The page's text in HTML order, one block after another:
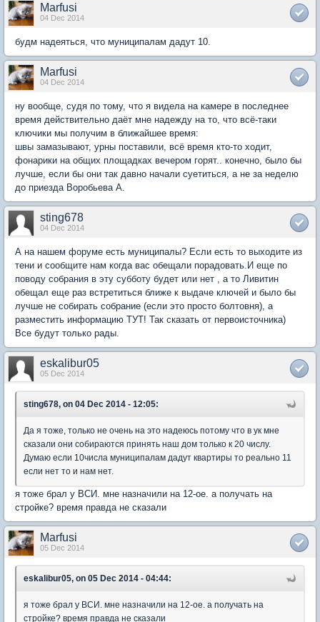
Marfusi
04 Dec 2014
будм надеяться, что муниципалам дадут 10.
Marfusi
04 Dec 2014
ну вообще, судя по тому, что я видела на камере в последнее
время действительно даёт мне надежду на то, что всё-таки
ключики мы получим в ближайшее время:
швы замазывают, урны поставили, всё время кто-то ходит,
фонарики на общих площадках вечером горят.. конечно, было бы
лучше, если бы они так давно начали суетиться, а не за неделю
до приезда Воробьева А.
sting678
04 Dec 2014
А на нашем форуме есть муниципалы? Если есть то выходите из
тени и сообщите нам когда вас обещали порадовать.И еще по
поводу собрания в эту субботу будет или нет , а то Ливитин
обещал еще раз встретиться ближе к выдаче ключей и было бы
лучше не собирать собрание (если это просто болтовня), а
разместить информацию ТУТ! Так сказать от первоисточника)
Все будут только рады.
eskalibur05
05 Dec 2014
sting678, on 04 Dec 2014 - 12:05:
Да я тоже, только не очень на это надеюсь потому что в ук мне
сказали они собираются принять наш дом только к 20 числу.
Думаю если 10числа муниципалам дадут квартиры то реально 11
если нет то и нам нет.
я тоже брал у ВСИ. мне назначили на 12-ое. а получать на
стройке? время правда не сказали
Marfusi
05 Dec 2014
eskalibur05, on 05 Dec 2014 - 04:44:
я тоже брал у ВСИ. мне назначили на 12-ое. а получать на
стройке? время правда не сказали